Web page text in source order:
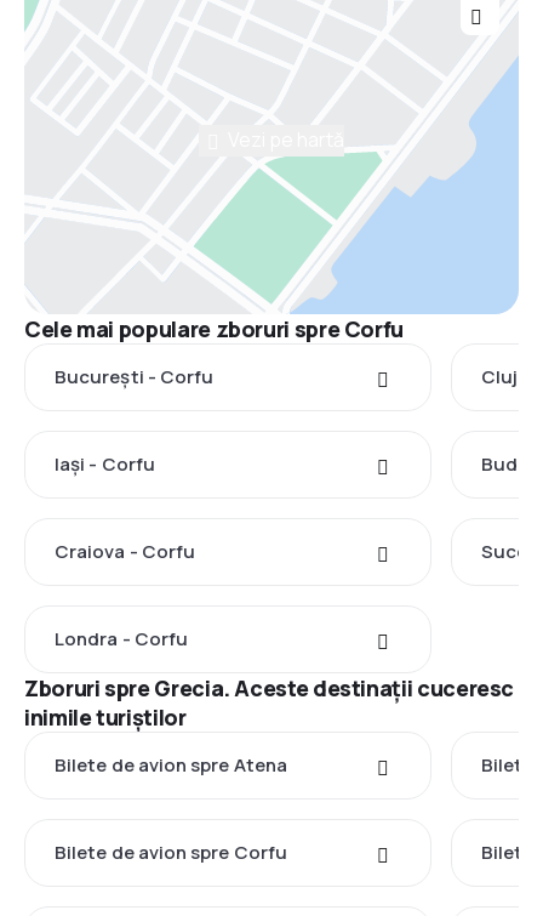
Cele mai populare zboruri spre Corfu
București - Corfu Cluj-
Iași - Corfu
Craiova - Corfu
Londra - Corfu
Zboruri spre Grecia. Aceste destinații cuceresc
inimile turiștilor
Bilete de avion spre Atena Bilete
Bilete de avion spre Corfu Bilete